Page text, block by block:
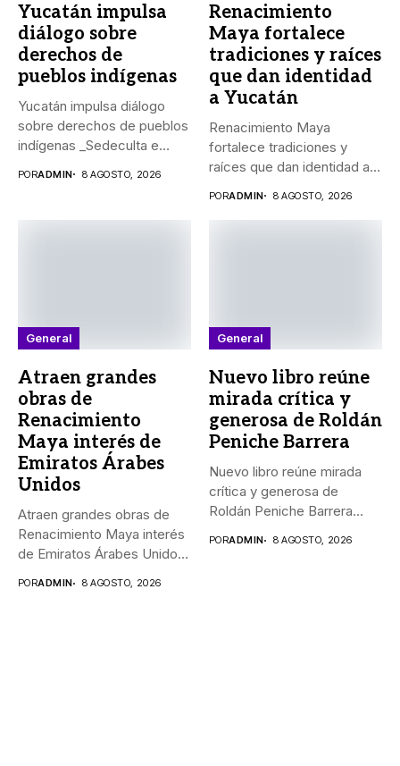
Yucatán impulsa
diálogo sobre
derechos de
pueblos indígenas
Yucatán impulsa diálogo
sobre derechos de pueblos
indígenas _Sedeculta e
PORADMIN 8 AGOSTO, 2026
Renacimiento
Maya fortalece
tradiciones y raíces
que dan identidad
a Yucatán
Renacimiento Maya
fortalece tradiciones y
raíces que dan identidad a
PORADMIN 8 AGOSTO, 2026
General
Atraen grandes
obras de
Renacimiento
Maya interés de
Emiratos Árabes
Unidos
Atraen grandes obras de
Renacimiento Maya interés
de Emiratos Árabes Unidos
PORADMIN 8 AGOSTO, 2026
General
Nuevo libro reúne
mirada crítica y
generosa de Roldán
Peniche Barrera
Nuevo libro reúne mirada
crítica y generosa de
Roldán Peniche Barrera
PORADMIN 8 AGOSTO, 2026